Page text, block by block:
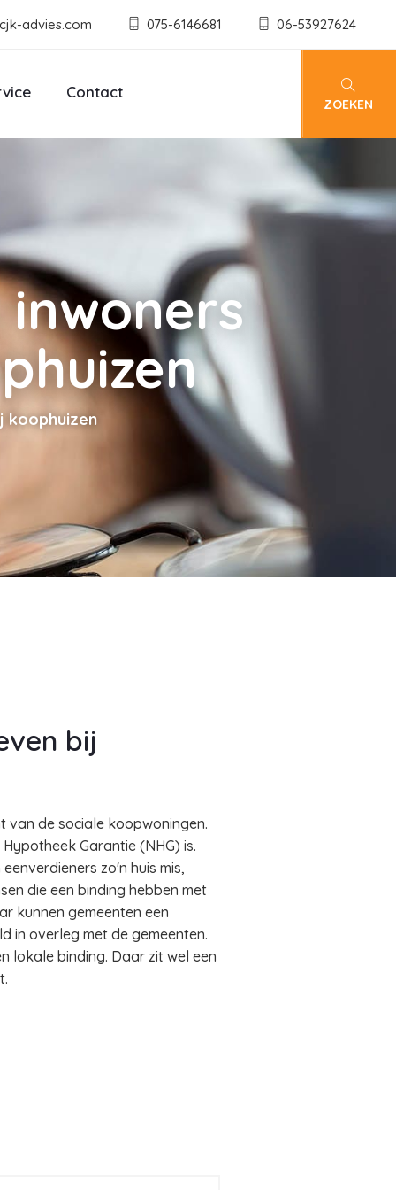
advies.com 075-6146681 06-53927624
Contact
ZOEKEN
koophuizen
bij
van de sociale koopwoningen.
Garantie (NHG) is.
zo'n huis mis,
die een binding hebben met
kunnen gemeenten een
in overleg met de gemeenten.
lokale binding. Daar zit wel een